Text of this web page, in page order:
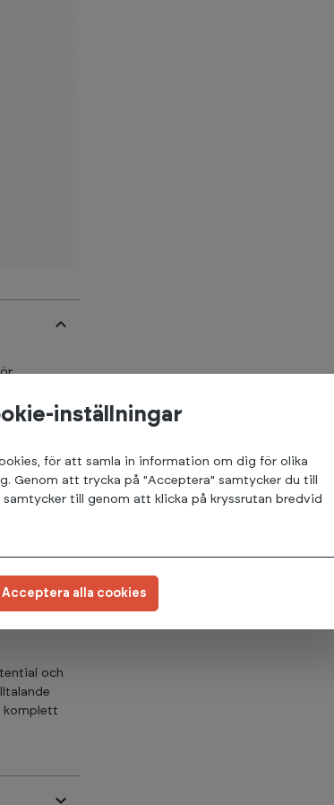
gör det
design,
och
och
komplett
inställningar
för att samla in information om dig för olika
Genom att trycka på "Acceptera" samtycker du till
samtycker till genom att klicka på kryssrutan bredvid
Acceptera alla cookies